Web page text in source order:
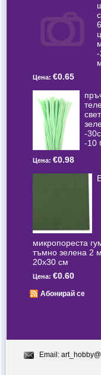
-
Цена: €0.65
-
-10
Цена: €0.98
микропореста
тъмно зелена 2
20x30 см
Цена: €0.60
Абонирай се
Email: